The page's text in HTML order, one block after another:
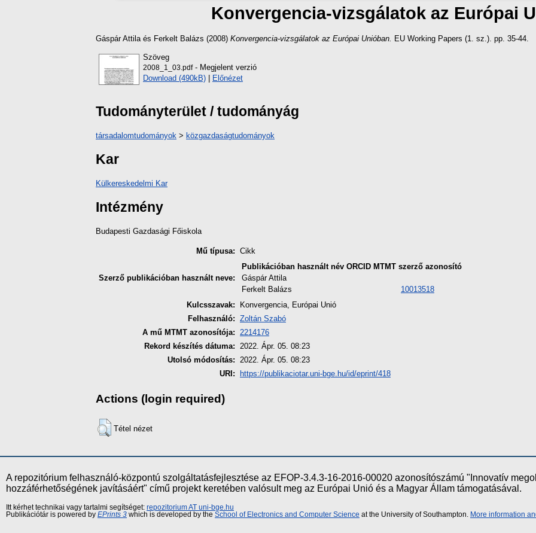
Konvergencia-vizsgálatok az Európai
Gáspár Attila és Ferkelt Balázs (2008) Konvergencia-vizsgálatok az Európai Unióban. EU Working Papers (1. sz.). pp. 35-44.
Szöveg
2008_1_03.pdf- Megjelent verzió
Download (490kB) | Előnézet
Tudományterület / tudományág
társadalomtudományok > közgazdaságtudományok
Kar
Külkereskedelmi Kar
Intézmény
Budapesti Gazdasági Főiskola
Mű típusa: Cikk
Szerző publikációban használt neve:
Publikációban használt név ORCID MTMT szerző azonosító
Gáspár Attila
Ferkelt Balázs
10013518
Kulcsszavak:
Konvergencia, Európai Unió
Felhasználó: Zoltán Szabó
A mű MTMT azonosítója: 2214176
Rekord készítés dátuma: 2022. Ápr. 05. 08:23
Utolsó módosítás: 2022. Ápr. 05. 08:23
URI:
https://publikaciotar.uni-bge.hu/id/eprint/418
Actions (login required)
Tétel nézet
A repozitórium felhasználó-központú szolgáltatásfejlesztése az EFOP-3.4.3-16-2016-00020 azonosítószámú "Innovatív
hozzáférhetőségének javításáért" című projekt keretében valósult meg az Európai Unió és a Magyar Állam támogatásával.
Itt kérhet technikai vagy tartalmi segítséget: repozitorium AT uni-bge.hu
Publikációtár is powered by EPrints 3 which is developed by the School of Electronics and Computer Science at the University of Southampton. More information